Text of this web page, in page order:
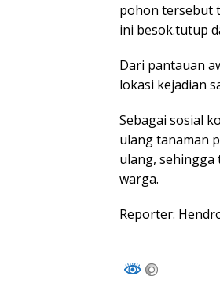
pohon tersebut
ini besok.tutup
Dari pantauan
lokasi kejadian
Sebagai sosial
ulang tanaman
ulang, sehingga
warga.
Reporter: